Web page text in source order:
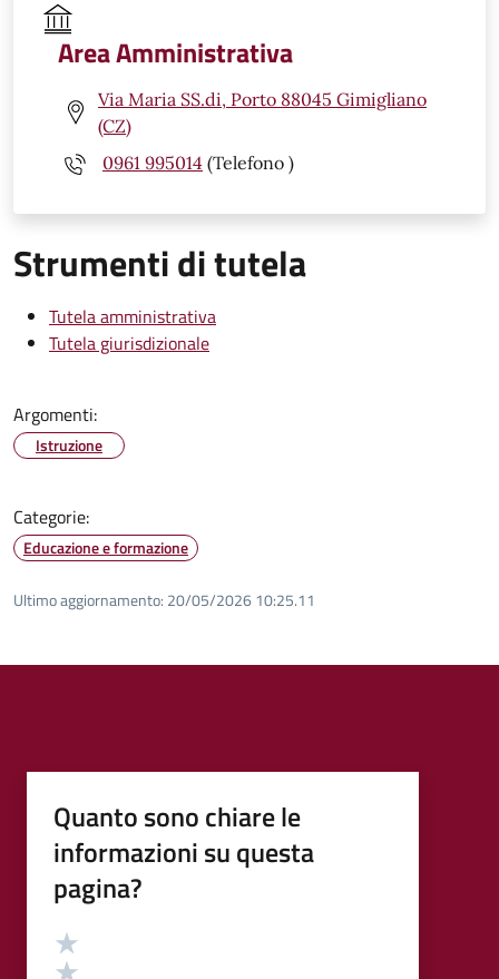
Area Amministrativa
Via Maria SS.di, Porto 88045 Gimigliano
(CZ)
0961 995014 (Telefono )
Strumenti di tutela
Tutela amministrativa
Tutela giurisdizionale
Argomenti:
Istruzione
Categorie:
Educazione e formazione
Ultimo aggiornamento: 20/05/2026 10:25.11
Quanto sono chiare le
informazioni su questa
pagina?
Valutazione